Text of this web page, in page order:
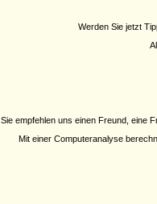
Werden Sie jetzt
Sie empfehlen uns einen Freund, eine
Mit einer Computeranalyse